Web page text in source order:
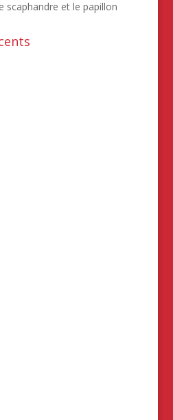
scaphandre et le papillon